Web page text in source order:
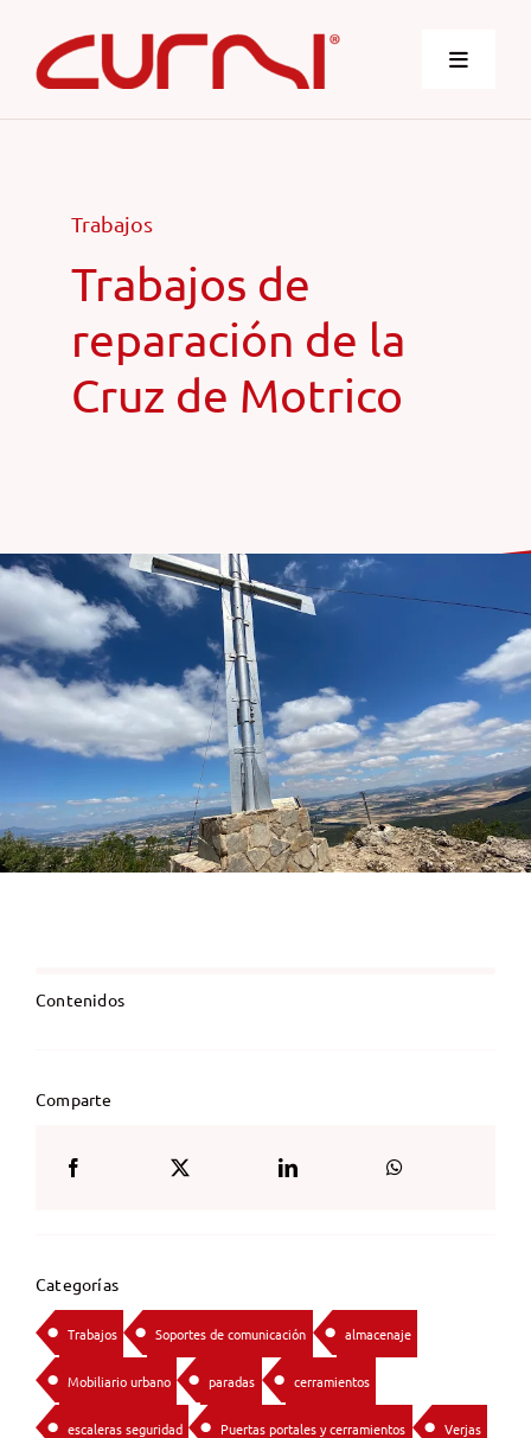
contenido
Toggle
Nosotros
Trabajos
Trabajos
Trabajos de
reparación de la
Cruz de Motrico
Contenidos
Comparte
Categorías
Trabajos Soportes de comunicación almacenaje
Mobiliario urbano paradas cerramientos
escaleras seguridad Puertas portales y cerramientos Verjas